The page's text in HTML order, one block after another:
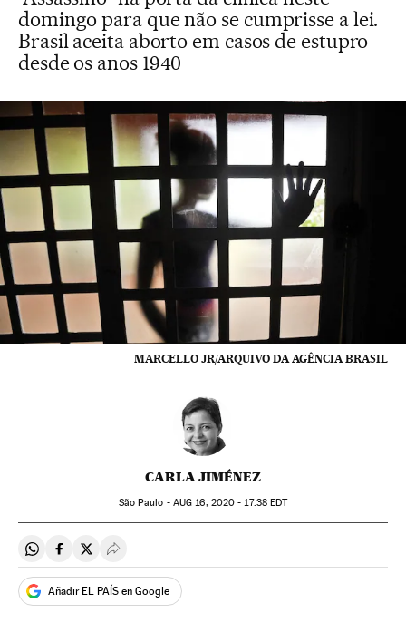
domingo para que não se cumprisse a lei.
Brasil aceita aborto em casos de estupro
desde os anos 1940
MARCELLO JR/ARQUIVO DA AGÊNCIA BRASIL
CARLA JIMÉNEZ
São Paulo - AUG 16, 2020 - 17:38EDT
Compartir en Whatsapp
Compartir en Facebook
Compartir en Twitter
Desplegar Redes Sociales
Añadir EL PAÍS en Google